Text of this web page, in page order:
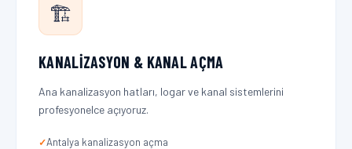
🏗️
KANALIZASYON & KANAL AÇMA
Ana kanalizasyon hatları, logar ve kanal sistemlerini
profesyonelce açıyoruz.
Antalya kanalizasyon açma